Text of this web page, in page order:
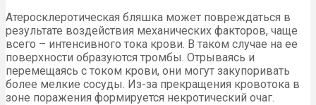
Атеросклеротическая бляшка может повреждаться в
результате воздействия механических факторов, чаще
всего – интенсивного тока крови. В таком случае на ее
поверхности образуются тромбы. Отрываясь и
перемещаясь с током крови, они могут закупоривать
более мелкие сосуды. Из-за прекращения кровотока в
зоне поражения формируется некротический очаг.